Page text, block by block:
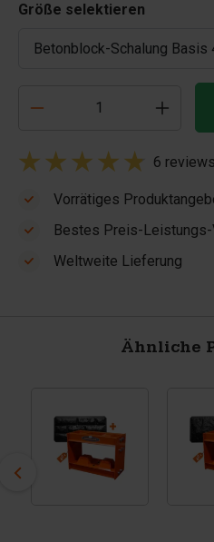
Größe selektieren
6 reviews
Vorrätiges
Bestes Preis-Leistungs-
Weltweite Lieferung
Ähnliche